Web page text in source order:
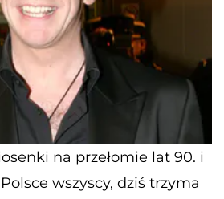
na przełomie lat 90. i
wszyscy, dziś trzyma